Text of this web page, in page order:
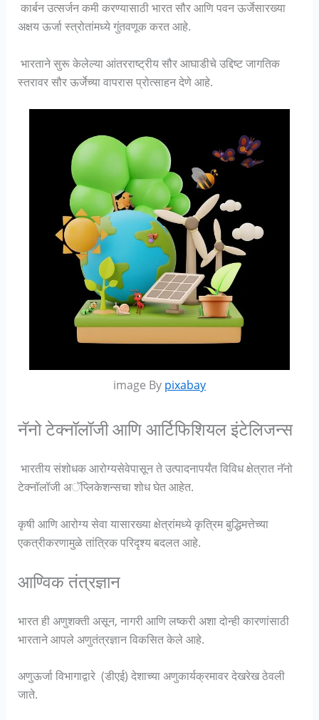
कार्बन उत्सर्जन कमी करण्यासाठी भारत सौर आणि पवन ऊर्जेसारख्या
अक्षय ऊर्जा स्त्रोतांमध्ये गुंतवणूक करत आहे.
भारताने सुरू केलेल्या आंतरराष्ट्रीय सौर आघाडीचे उद्दिष्ट जागतिक
स्तरावर सौर ऊर्जेच्या वापरास प्रोत्साहन देणे आहे.
image By pixabay
नॅनो टेक्नॉलॉजी आणि आर्टिफिशियल इंटेलिजन्स
भारतीय संशोधक आरोग्यसेवेपासून ते उत्पादनापर्यंत विविध क्षेत्रात नॅनो
टेक्नॉलॉजी अॅप्लिकेशन्सचा शोध घेत आहेत.
कृषी आणि आरोग्य सेवा यासारख्या क्षेत्रांमध्ये कृत्रिम बुद्धिमत्तेच्या
एकत्रीकरणामुळे तांत्रिक परिदृश्य बदलत आहे.
आण्विक तंत्रज्ञान
भारत ही अणुशक्ती असून, नागरी आणि लष्करी अशा दोन्ही कारणांसाठी
भारताने आपले अणुतंत्रज्ञान विकसित केले आहे.
अणुऊर्जा विभागाद्वारे (डीएई) देशाच्या अणुकार्यक्रमावर देखरेख ठेवली
जाते.